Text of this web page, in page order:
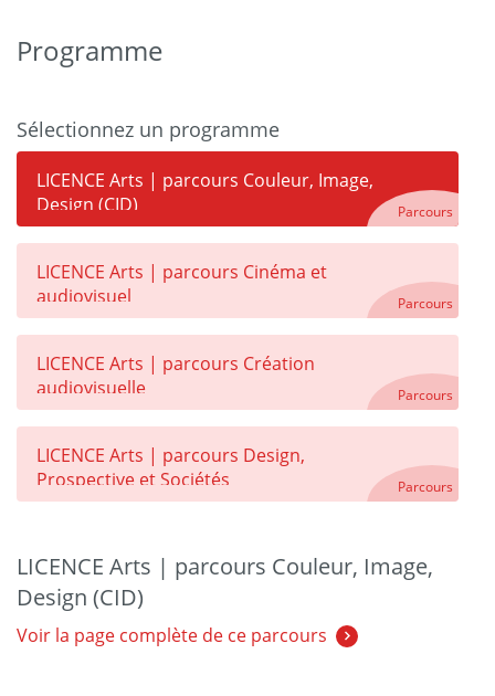
Programme
Sélectionnez un programme
LICENCE Arts | parcours Couleur, Image,
Design (CID)
Parcours
LICENCE Arts | parcours Cinéma et
audiovisuel
Parcours
LICENCE Arts | parcours Création
audiovisuelle
Parcours
LICENCE Arts | parcours Design,
Prospective et Sociétés
Parcours
LICENCE Arts | parcours Couleur, Image,
Design (CID)
Voir la page complète de ce parcours